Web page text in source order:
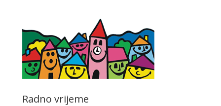
Radno vrijeme